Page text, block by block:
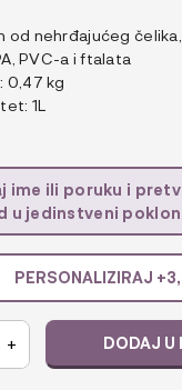
od nehrđajućeg
PVC-a i ftalata
0,47 kg
1L
ime ili poruku i
u jedinstveni
PERSONALIZIRAJ +
+ DODAJ U